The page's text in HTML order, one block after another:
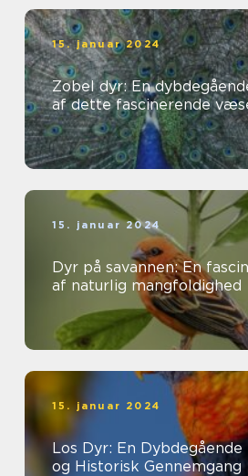
15. januar 2024
Zobel dyr: En
af dette fascinerende
15. januar 2024
Dyr på savannen: En
af naturlig mangfoldighed
15. januar 2024
Los Dyr: En
og Historisk Gennemgang